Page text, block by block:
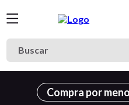
Buscar
Compra por
Términos más
cuaderno